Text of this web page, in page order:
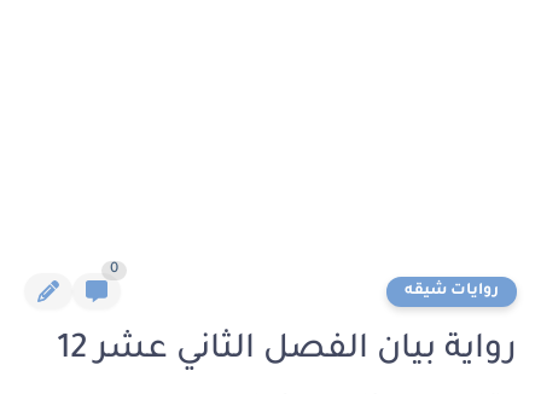
روايات شيقه
0
رواية بيان الفصل الثاني عشر 12